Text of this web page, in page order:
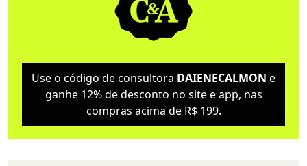
Use o código de consultora DAIENECALMON e
ganhe 12% de desconto no site e app, nas
compras acima de R$ 199.